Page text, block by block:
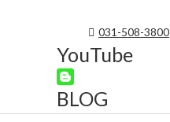
031-508-3800
YouTube
BLOG